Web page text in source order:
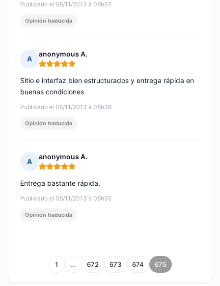
Publicado el 08/11/2013 à 08h37
Opinión traducida
A
anonymous A.
Nota: 5 de 5
Publicado el 08/11/2013 à 08h36
Sitio e interfaz bien estructurados y entrega rápida en
buenas condiciones
Opinión traducida
A
anonymous A.
Nota: 5 de 5
Publicado el 08/11/2013 à 08h35
Entrega bastante rápida.
Opinión traducida
1 … 672 673 674 675